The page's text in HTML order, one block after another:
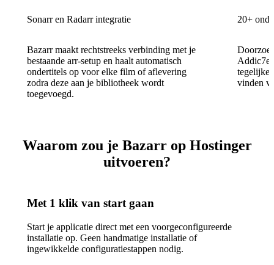
Sonarr en Radarr integratie
Bazarr maakt rechtstreeks verbinding met je
bestaande arr-setup en haalt automatisch
ondertitels op voor elke film of aflevering
zodra deze aan je bibliotheek wordt
toegevoegd.
20+
vinden
Waarom zou je Bazarr op Hostinger
uitvoeren?
Met 1 klik van start gaan
Start je applicatie direct met een voorgeconfigureerde
installatie op. Geen handmatige installatie of
ingewikkelde configuratiestappen nodig.